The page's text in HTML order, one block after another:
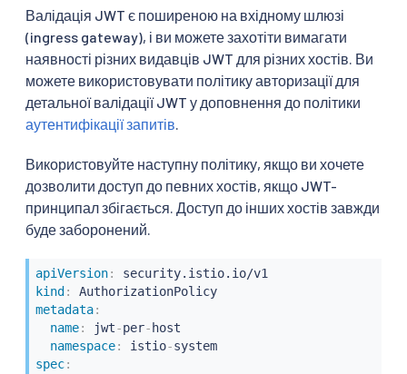
Валідація JWT є поширеною на вхідному шлюзі
(ingress gateway), і ви можете захотіти вимагати
наявності різних видавців JWT для різних хостів. Ви
можете використовувати політику авторизації для
детальної валідації JWT у доповнення до політики
аутентифікації запитів
Використовуйте наступну політику, якщо ви хочете
дозволити доступ до певних хостів, якщо JWT-
принципал збігається. Доступ до інших хостів завжди
буде заборонений.
apiVersion:
security.istio.io/v1
kind :
AuthorizationPolicy
metadata:
name: jwt-per- host
namespace: istio-
system
spec: